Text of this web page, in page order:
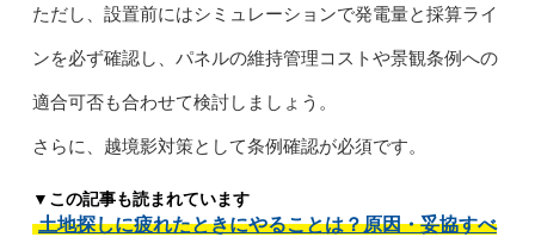
ただし、設置前にはシミュレーションで発電量と採算ライ
ンを必ず確認し、パネルの維持管理コストや景観条例への
適合可否も合わせて検討しましょう。
さらに、越境影対策として条例確認が必須です。
▼この記事も読まれています
土地探しに疲れたときにやることは？原因・妥協すべ